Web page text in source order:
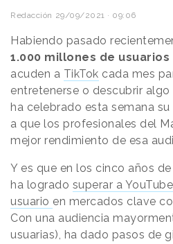
Redacción 29/09/2021 · 09:06
Habiendo pasado
1.000 millones de usuarios
acuden a TikTok cada mes
entretenerse o descubrir
ha celebrado esta semana
a que los profesionales del
mejor rendimiento de esa
Y es que en los cinco años
ha logrado superar a
usuario en mercados clave
Con una audiencia
usuarias), ha dado pasos de